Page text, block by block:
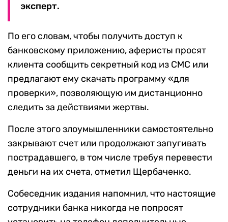
эксперт.
По его словам, чтобы получить доступ к
банковскому приложению, аферисты просят
клиента сообщить секретный код из СМС или
предлагают ему скачать программу «для
проверки», позволяющую им дистанционно
следить за действиями жертвы.
После этого злоумышленники самостоятельно
закрывают счет или продолжают запугивать
пострадавшего, в том числе требуя перевести
деньги на их счета, отметил Щербаченко.
Собеседник издания напомнил, что настоящие
сотрудники банка никогда не попросят